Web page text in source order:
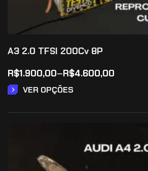
A3 2.0 TFSI 200Cv 8P
R$1.900,00–R$4.600,00
VER OPÇÕES